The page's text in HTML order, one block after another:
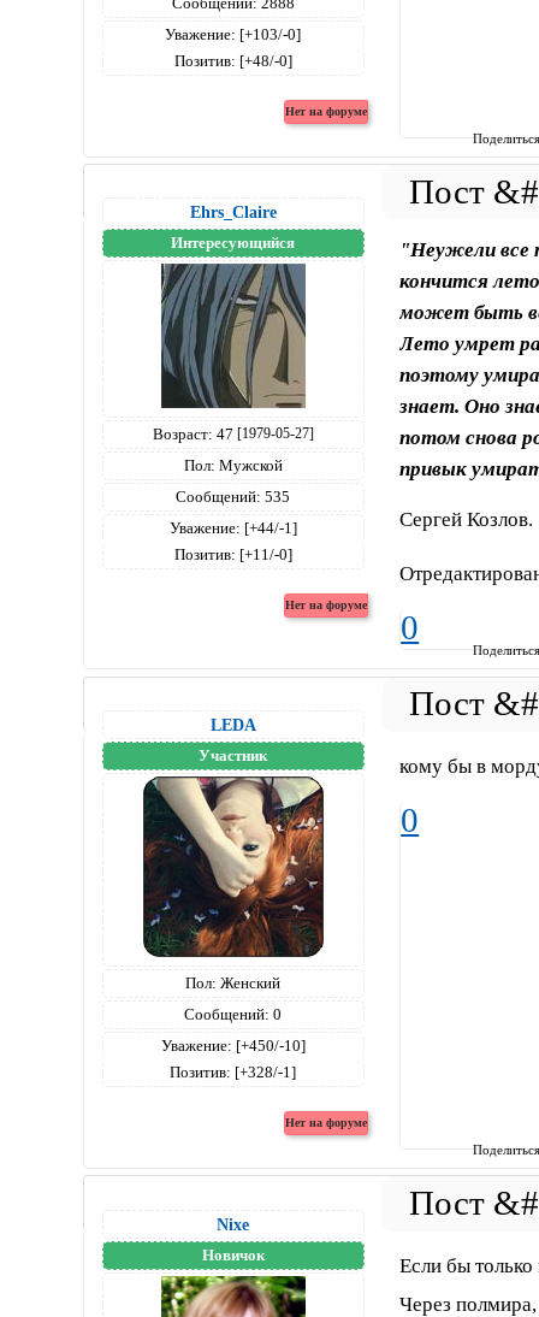
Уважение: [+103/-0]
Позитив: [+48/-0]
Ehrs_Claire
Интересующийся
Возраст: 47 [1979-05-27]
Пол: Мужской
Сообщений: 535
Уважение: [+44/-1]
Позитив: [+11/-0]
"Неужели все
кончится
может быть
Лето умрет
поэтому
знает. Оно
потом снова
привык
Сергей
0
LEDA
Участник
Пол: Женский
Сообщений: 0
Уважение: [+450/-10]
Позитив: [+328/-1]
кому бы в
0
Nixe
Новичок
Если бы
Через